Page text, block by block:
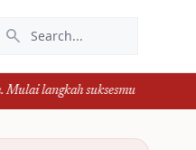
search
suksesmu hari ini! • Mau lulus?